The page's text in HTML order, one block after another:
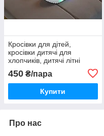
Кросівки для дітей,
кросівки дитячі для
хлопчиків, дитячі літні
450 ₴/пара
Купити
Про нас